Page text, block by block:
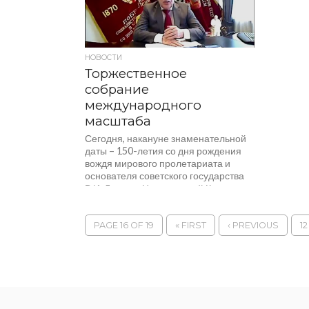
НОВОСТИ
Торжественное
собрание
международного
масштаба
Сегодня, накануне знаменательной
даты – 150-летия со дня рождения
вождя мирового пролетариата и
основателя советского государства
В.И. Ленина, Центральный Комитет
PAGE 16 OF 19 « FIRST ‹ PREVIOUS 12